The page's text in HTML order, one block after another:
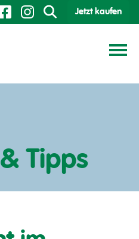
Jetzt kaufen
Tipps